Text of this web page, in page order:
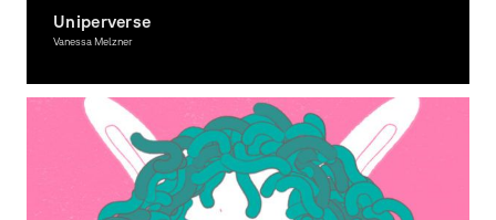
Uniperverse
Vanessa Melzner